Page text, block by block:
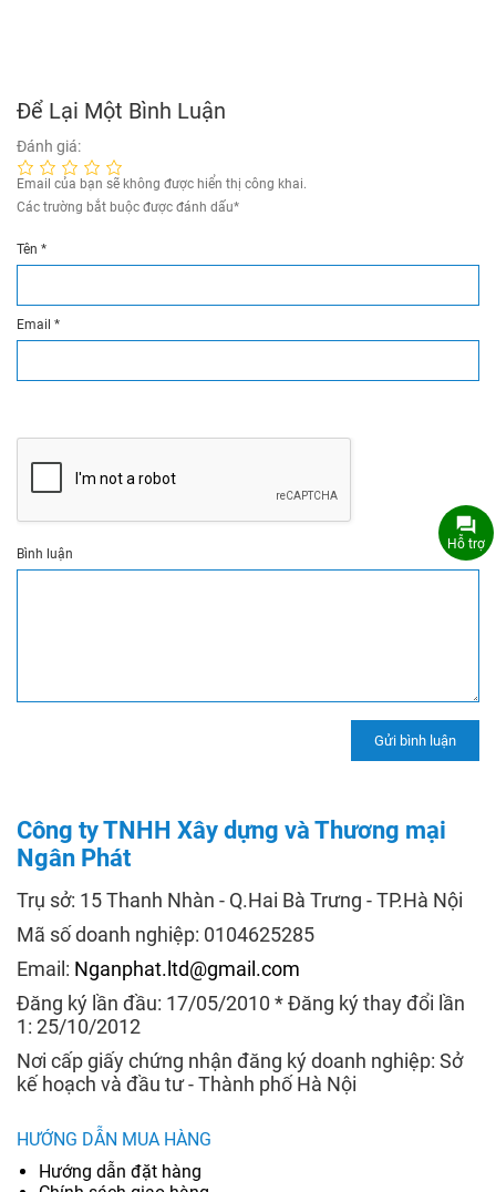
Để Lại Một Bình Luận
Đánh giá:
Email của bạn sẽ không được hiển thị công khai.
Các trường bắt buộc được đánh dấu*
Tên *
Email *
Bình luận
Công ty TNHH Xây dựng và Thương mại
Ngân Phát
Trụ sở: 15 Thanh Nhàn - Q.Hai Bà Trưng - TP.Hà Nội
Mã số doanh nghiệp: 0104625285
Email: Nganphat.ltd@gmail.com
Đăng ký lần đầu: 17/05/2010 * Đăng ký thay đổi lần
1: 25/10/2012
Nơi cấp giấy chứng nhận đăng ký doanh nghiệp: Sở
kế hoạch và đầu tư - Thành phố Hà Nội
HƯỚNG DẪN MUA HÀNG
Hướng dẫn đặt hàng
Hỗ trợ